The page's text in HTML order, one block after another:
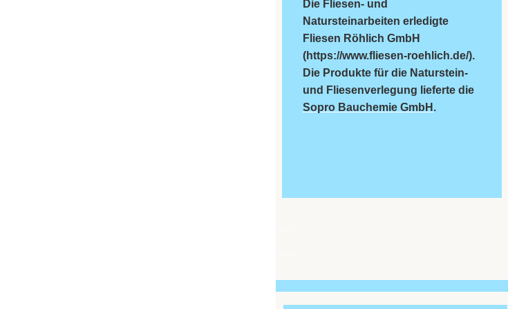
Die Fliesen- und
Natursteinarbeiten erledigte
Fliesen Röhlich GmbH
(https://www.fliesen-roehlich.de/).
Die Produkte für die Naturstein-
und Fliesenverlegung lieferte die
Sopro Bauchemie GmbH .